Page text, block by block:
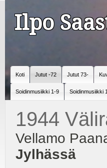
Ilpo
Koti Jutut -72 Jutut 73-
Soidinmusiikki 1-9 Soidinmusiikki
1944
Vellamo
Jylhässä